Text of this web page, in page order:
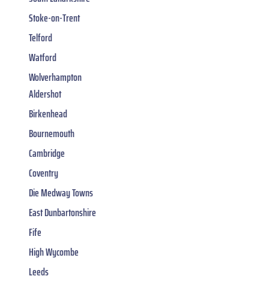
Stoke-on-Trent
Telford
Watford
Wolverhampton
Aldershot
Birkenhead
Bournemouth
Cambridge
Coventry
Die Medway Towns
East Dunbartonshire
Fife
High Wycombe
Leeds